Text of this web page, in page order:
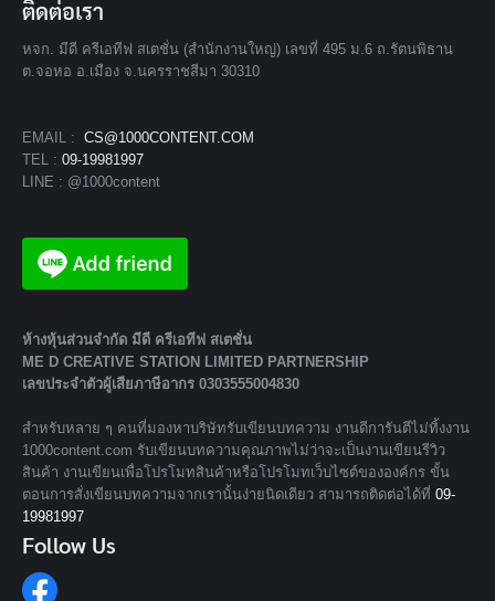
ติดต่อเรา
หจก. มีดี ครีเอทีฟ สเตชั่น (สำนักงานใหญ่) เลขที่ 495 ม.6 ถ.รัตนพิธาน
ต.จอหอ อ.เมือง จ.นครราชสีมา 30310
EMAIL : CS@1000CONTENT.COM
TEL : 09-19981997
LINE : @1000content
ห้างหุ้นส่วนจํากัด มีดี ครีเอทีฟ สเตชั่น
ME D CREATIVE STATION LIMITED PARTNERSHIP
เลขประจำตัวผู้เสียภาษีอากร 0303555004830
สำหรับหลาย ๆ คนที่มองหาบริษัทรับเขียนบทความ งานดีการันตีไม่ทิ้งงาน
1000content.com รับเขียนบทความคุณภาพไม่ว่าจะเป็นงานเขียนรีวิว
สินค้า งานเขียนเพื่อโปรโมทสินค้าหรือโปรโมทเว็บไซต์ขององค์กร ขั้น
ตอนการสั่งเขียนบทความจากเรานั้นง่ายนิดเดียว สามารถติดต่อได้ที่ 09-
19981997
Follow Us